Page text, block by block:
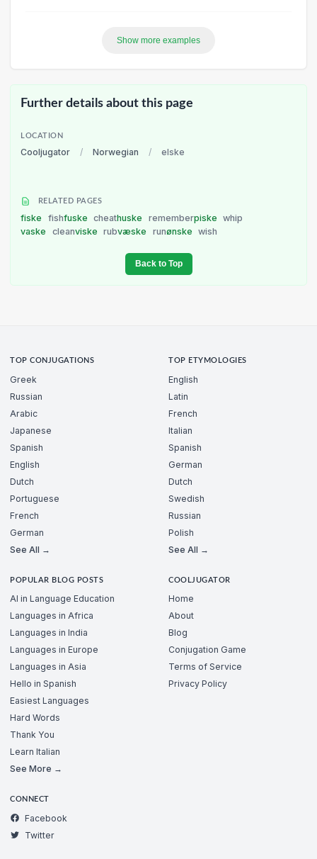
Show more examples
Further details about this page
LOCATION
Cooljugator / Norwegian / elske
RELATED PAGES
fiske fishfuske cheathuske rememberpiske
whip
vaske
cleanviske rubvæske runønske wish
Back to Top
TOP CONJUGATIONS
Greek
Russian
Arabic
Japanese
Spanish
English
Dutch
Portuguese
French
German
See All →
TOP ETYMOLOGIES
English
Latin
French
Italian
Spanish
German
Dutch
Swedish
Russian
Polish
See All →
POPULAR BLOG POSTS
AI in Language Education
Languages in Africa
Languages in India
Languages in Europe
Languages in Asia
Hello in Spanish
Easiest Languages
Hard Words
Thank You
Learn Italian
See More →
COOLJUGATOR
Home
About
Blog
Conjugation Game
Terms of Service
Privacy Policy
CONNECT
Facebook
Twitter